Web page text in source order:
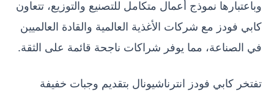
وباعتبارها نموذج أعمال متكامل للتصنيع والتوزيع، تتعاون
كابي فودز مع شركات الأغذية العالمية والقادة العالميين
في الصناعة، مما يوفر شراكات ناجحة قائمة على الثقة.
تفتخر كابي فودز انترناشيونال بتقديم وجبات خفيفة